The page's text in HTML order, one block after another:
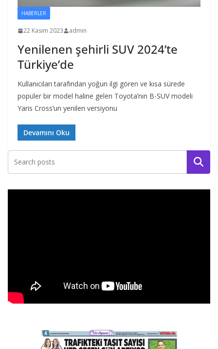
HABERLER
22 Kasım 2023 admin
Yenilenen şehirli SUV 2024’te
Türkiye’de
Kullanıcıları tarafından yoğun ilgi gören ve kısa sürede
popüler bir model haline gelen Toyota’nın B-SUV modeli
Yaris Cross’un yenilen versiyonu
Devamını Oku
Ara